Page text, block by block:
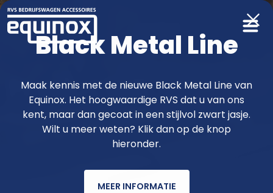
Producten
functioneler & fraaier met RVS van
Equinox
Black Metal Line
Maak kennis met de nieuwe Black Metal Line van
Equinox. Het hoogwaardige RVS dat u van ons
kent, maar dan gecoat in een stijlvol zwart jasje.
Wilt u meer weten? Klik dan op de knop
hieronder.
MEER INFORMATIE